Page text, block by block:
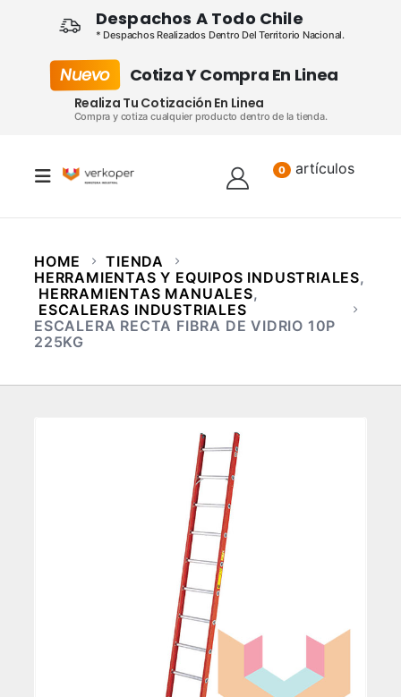
Despachos A Todo Chile
* Despachos Realizados Dentro Del Territorio Nacional.
Nuevo Cotiza Y Compra En Linea
Realiza Tu Cotización En Linea
Compra y cotiza cualquier producto dentro de la tienda.
0 artículos
HOME
TIENDA
HERRAMIENTAS Y EQUIPOS INDUSTRIALES,
HERRAMIENTAS MANUALES,
ESCALERAS INDUSTRIALES
ESCALERA RECTA FIBRA DE VIDRIO 10P
225KG